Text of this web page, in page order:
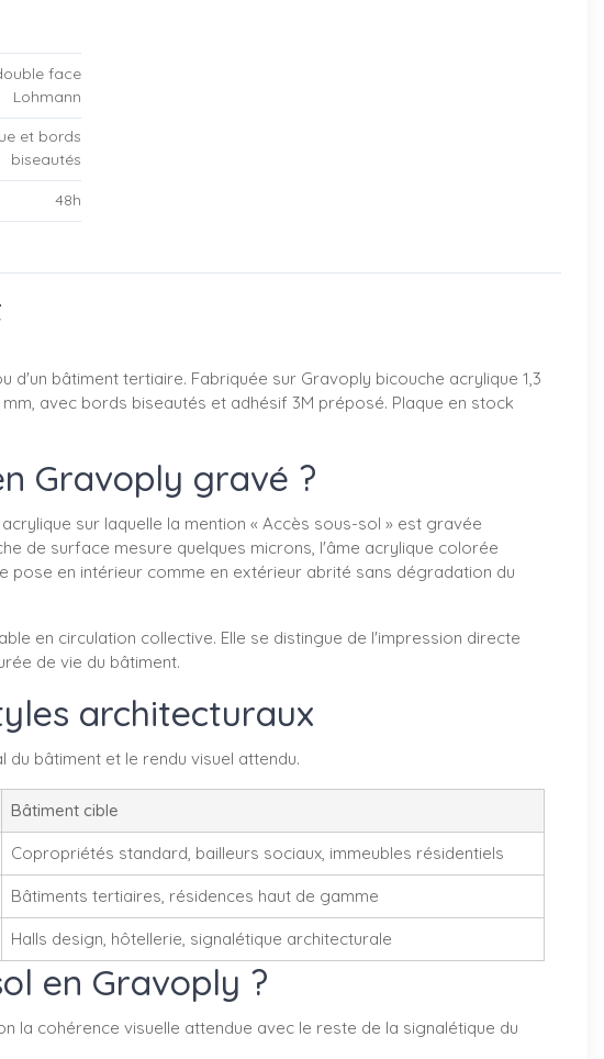
face
Lohmann
et bords
biseautés
48h
bâtiment tertiaire. Fabriquée sur Gravoply bicouche acrylique 1,3
avec bords biseautés et adhésif 3M préposé. Plaque en stock
Gravoply gravé ?
sur laquelle la mention « Accès sous-sol » est gravée
de surface mesure quelques microns, l'âme acrylique colorée
pose en intérieur comme en extérieur abrité sans dégradation du
en circulation collective. Elle se distingue de l'impression directe
de vie du bâtiment.
architecturaux
bâtiment et le rendu visuel attendu.
Bâtiment cible
Copropriétés standard, bailleurs sociaux, immeubles résidentiels
Bâtiments tertiaires, résidences haut de gamme
Halls design, hôtellerie, signalétique architecturale
en Gravoply ?
cohérence visuelle attendue avec le reste de la signalétique du